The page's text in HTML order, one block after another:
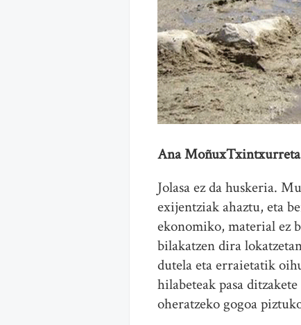
Ana MoñuxTxintxurreta
Jolasa ez da huskeria.
exijentziak ahaztu, eta
ekonomiko, material ez
bilakatzen dira
dutela eta erraietatik
hilabeteak pasa
oheratzeko gogoa